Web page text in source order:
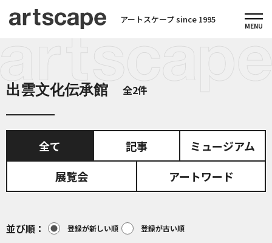
アートスケープ since 1995
出雲文化伝承館 全2件
全て 記事
ミュージアム
展覧会
アートワード
並び順 登録が新しい順 登録が古い順